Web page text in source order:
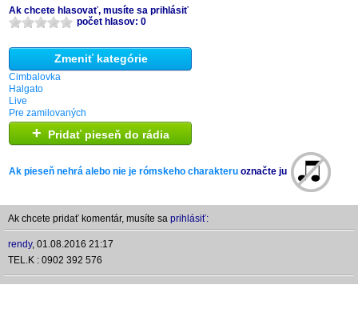
Ak chcete hlasovať, musíte sa prihlásiť
počet hlasov: 0
Zmeniť kategórie
Cimbalovka
Halgato
Live
Pre zamilovaných
+ Pridať pieseň do rádia
Ak pieseň nehrá alebo nie je rómskeho charakteru označte ju
Ak chcete pridať komentár, musíte sa prihlásiť:
rendy, 01.08.2016 21:17
TEL.K : 0902 392 576